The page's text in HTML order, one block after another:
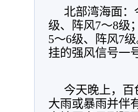
北部湾海面：
级、阵风7～8级
5～6级、阵风7
挂的强风信号一
今天晚上，
大雨或暴雨并伴